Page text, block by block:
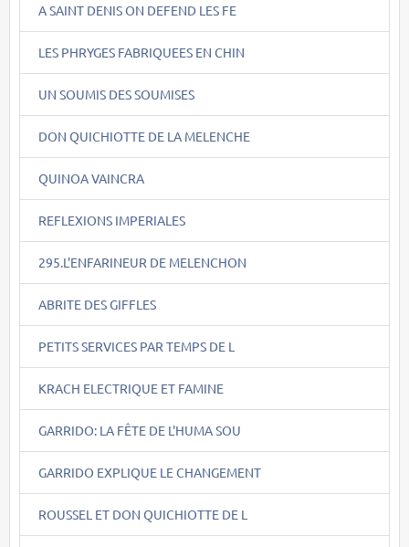
A SAINT DENIS ON DEFEND LES FE
LES PHRYGES FABRIQUEES EN CHIN
UN SOUMIS DES SOUMISES
DON QUICHIOTTE DE LA MELENCHE
QUINOA VAINCRA
REFLEXIONS IMPERIALES
295.L'ENFARINEUR DE MELENCHON
ABRITE DES GIFFLES
PETITS SERVICES PAR TEMPS DE L
KRACH ELECTRIQUE ET FAMINE
GARRIDO: LA FÊTE DE L'HUMA SOU
GARRIDO EXPLIQUE LE CHANGEMENT
ROUSSEL ET DON QUICHIOTTE DE L